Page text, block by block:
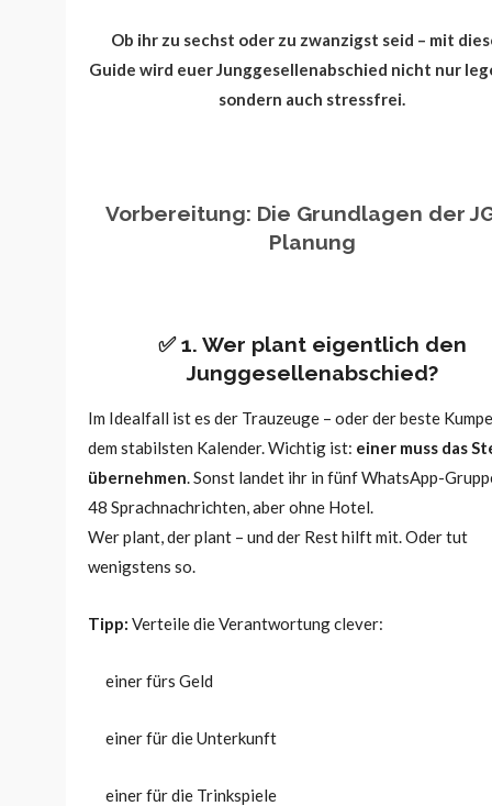
Ob ihr zu sechst oder zu zwanzigst seid – mit
Guide wird euer Junggesellenabschied nicht nur
sondern auch stressfrei.
Vorbereitung: Die Grundlagen der
Planung
✅ 1. Wer plant eigentlich den
Junggesellenabschied?
Im Idealfall ist es der Trauzeuge – oder der beste
dem stabilsten Kalender. Wichtig ist: einer muss das
übernehmen. Sonst landet ihr in fünf WhatsApp-
48 Sprachnachrichten, aber ohne Hotel.
Wer plant, der plant – und der Rest hilft mit. Oder tut
wenigstens so.
Tipp: Verteile die Verantwortung clever:
einer fürs Geld
einer für die Unterkunft
einer für die Trinkspiele